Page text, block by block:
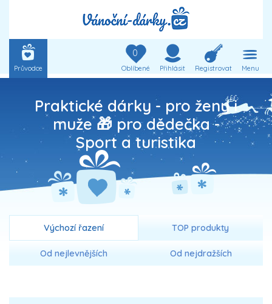
Průvodce
0
Oblíbené Přihlásit Registrovat Menu
Praktické dárky - pro ženy i
muže 🎁 pro dědečka -
Sport a turistika
Výchozí řazení TOP produkty
Od nejlevnějších Od nejdražších